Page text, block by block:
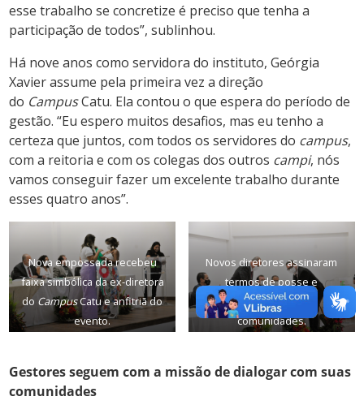
esse trabalho se concretize é preciso que tenha a
participação de todos”, sublinhou.
Há nove anos como servidora do instituto, Geórgia
Xavier assume pela primeira vez a direção
do CampusCatu. Ela contou o que espera do período de
gestão. “Eu espero muitos desafios, mas eu tenho a
certeza que juntos, com todos os servidores do campus,
com a reitoria e com os colegas dos outros campi, nós
vamos conseguir fazer um excelente trabalho durante
esses quatro anos”.
Nova empossada recebeu
faixa simbólica da ex-diretora
do CampusCatu e anfitriã do
evento.
Novos diretores assinaram
termos de posse e
agradeceram suas
comunidades.
Gestores seguem com a missão de dialogar com suas
comunidades